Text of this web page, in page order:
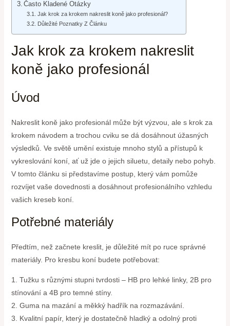
Často Kladené Otázky
Jak krok za krokem nakreslit koně jako profesionál?
Důležité Poznatky Z Článku
Jak krok za krokem nakreslit
koně jako profesionál
Úvod
Nakreslit koně jako profesionál může být výzvou, ale s krok za
krokem návodem a trochou cviku se dá dosáhnout úžasných
výsledků. Ve světě umění existuje mnoho stylů a přístupů k
vykreslování koní, ať už jde o jejich siluetu, detaily nebo pohyb.
V tomto článku si představíme postup, který vám pomůže
rozvíjet vaše dovednosti a dosáhnout profesionálního vzhledu
vašich kreseb koní.
Potřebné materiály
Předtím, než začnete kreslit, je důležité mít po ruce správné
materiály. Pro kresbu koní budete potřebovat:
1. Tužku s různými stupni tvrdosti – HB pro lehké linky, 2B pro
stínování a 4B pro temné stíny.
2. Guma na mazání a měkký hadřík na rozmazávání.
3. Kvalitní papír, který je dostatečně hladký a odolný proti